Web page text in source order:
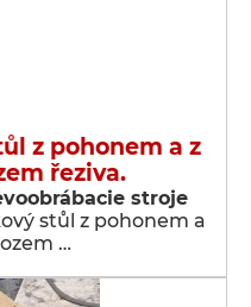
z pohonem a z
řeziva.
stroje
stůl z pohonem a
…